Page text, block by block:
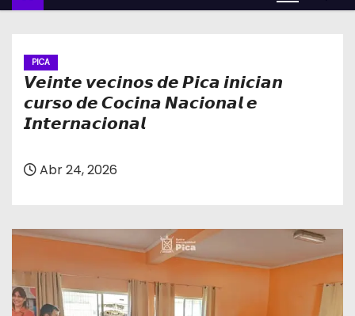
PICA
𝙑𝙚𝙞𝙣𝙩𝙚 𝙫𝙚𝙘𝙞𝙣𝙤𝙨 𝙙𝙚 𝙋𝙞𝙘𝙖 𝙞𝙣𝙞𝙘𝙞𝙖𝙣
𝙘𝙪𝙧𝙨𝙤 𝙙𝙚 𝘾𝙤𝙘𝙞𝙣𝙖 𝙉𝙖𝙘𝙞𝙤𝙣𝙖𝙡 𝙚
𝙄𝙣𝙩𝙚𝙧𝙣𝙖𝙘𝙞𝙤𝙣𝙖𝙡
Abr 24, 2026